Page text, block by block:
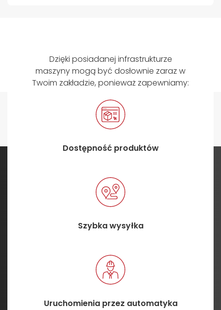
Dzięki posiadanej infrastrukturze
maszyny mogą być dosłownie zaraz w
Twoim zakładzie, ponieważ zapewniamy:
Dostępność produktów
Szybka wysyłka
Uruchomienia przez automatyka